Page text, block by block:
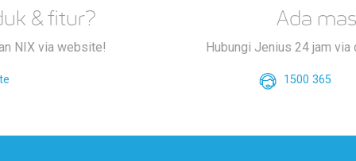
& fitur?
NIX via website!
Ada
Hubungi Jenius 24 jam
1500 365